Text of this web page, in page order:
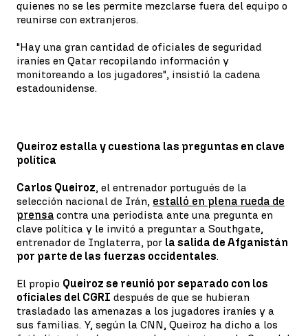
quienes no se les permite mezclarse fuera del equipo o
reunirse con extranjeros.
"Hay una gran cantidad de oficiales de seguridad
iraníes en Qatar recopilando información y
monitoreando a los jugadores", insistió la cadena
estadounidense.
Queiroz estalla y cuestiona las preguntas en clave
política
Carlos Queiroz, el entrenador portugués de la
selección nacional de Irán, estalló en plena rueda de
prensa contra una periodista ante una pregunta en
clave política y le invitó a preguntar a Southgate,
entrenador de Inglaterra, por la salida de Afganistán
por parte de las fuerzas occidentales.
El propio Queiroz se reunió por separado con los
oficiales del CGRI después de que se hubieran
trasladado las amenazas a los jugadores iraníes y a
sus familias. Y, según la CNN, Queiroz ha dicho a los